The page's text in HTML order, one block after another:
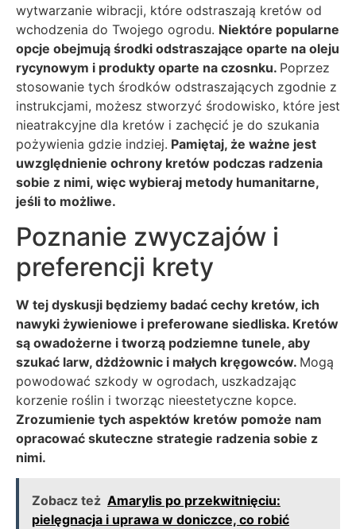
wytwarzanie wibracji, które odstraszają kretów od
wchodzenia do Twojego ogrodu. Niektóre popularne
opcje obejmują środki odstraszające oparte na oleju
rycynowym i produkty oparte na czosnku. Poprzez
stosowanie tych środków odstraszających zgodnie z
instrukcjami, możesz stworzyć środowisko, które jest
nieatrakcyjne dla kretów i zachęcić je do szukania
pożywienia gdzie indziej. Pamiętaj, że ważne jest
uwzględnienie ochrony kretów podczas radzenia
sobie z nimi, więc wybieraj metody humanitarne,
jeśli to możliwe.
Poznanie zwyczajów i
preferencji krety
W tej dyskusji będziemy badać cechy kretów, ich
nawyki żywieniowe i preferowane siedliska. Kretów
są owadożerne i tworzą podziemne tunele, aby
szukać larw, dżdżownic i małych kręgowców. Mogą
powodować szkody w ogrodach, uszkadzając
korzenie roślin i tworząc nieestetyczne kopce.
Zrozumienie tych aspektów kretów pomoże nam
opracować skuteczne strategie radzenia sobie z
nimi.
Zobacz też Amarylis po przekwitnięciu:
pielęgnacja i uprawa w doniczce, co robić